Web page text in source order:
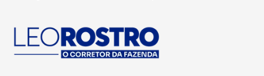
Página inicial